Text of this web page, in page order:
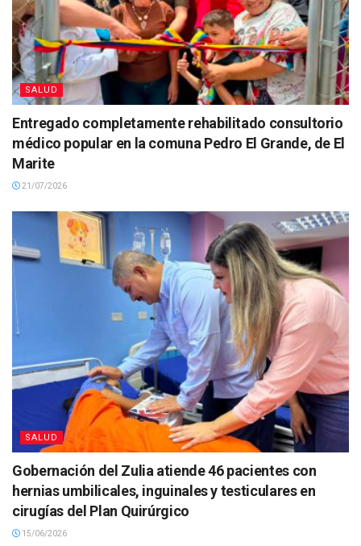
SALUD
Entregado completamente rehabilitado consultorio
médico popular en la comuna Pedro El Grande, de El
Marite
21/07/2026
SALUD
Gobernación del Zulia atiende 46 pacientes con
hernias umbilicales, inguinales y testiculares en
cirugías del Plan Quirúrgico
15/06/2026